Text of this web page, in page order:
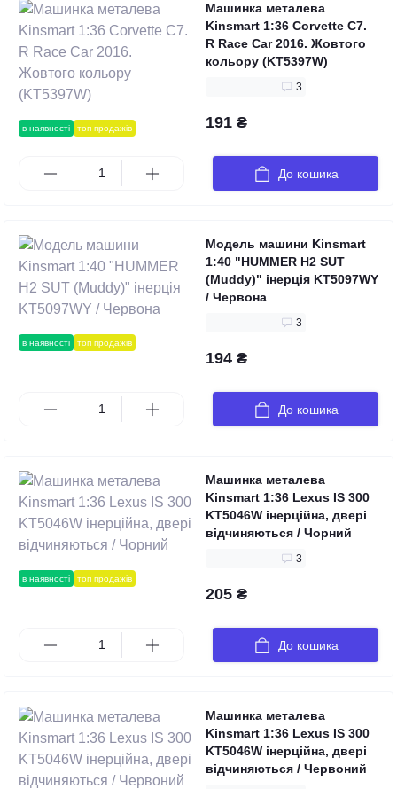
в наявності топ продажів
Машинка металева
Kinsmart 1:36 Corvette C7.
R Race Car 2016. Жовтого
кольору (KT5397W)
3
191 ₴
До кошика
в наявності топ продажів
Модель машини Kinsmart
1:40 "HUMMER H2 SUT
(Muddy)" інерція KT5097WY
/ Червона
3
194 ₴
До кошика
в наявності топ продажів
Машинка металева
Kinsmart 1:36 Lexus IS 300
KT5046W інерційна, двері
відчиняються / Чорний
3
205 ₴
До кошика
Машинка металева
Kinsmart 1:36 Lexus IS 300
KT5046W інерційна, двері
відчиняються / Червоний